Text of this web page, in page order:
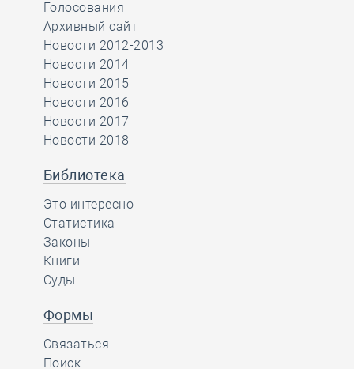
Голосования
Архивный сайт
Новости 2012-2013
Новости 2014
Новости 2015
Новости 2016
Новости 2017
Новости 2018
Библиотека
Это интересно
Статистика
Законы
Книги
Суды
Формы
Связаться
Поиск